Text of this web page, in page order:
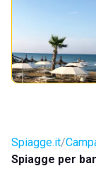
Spiagge.it
Spiagge per